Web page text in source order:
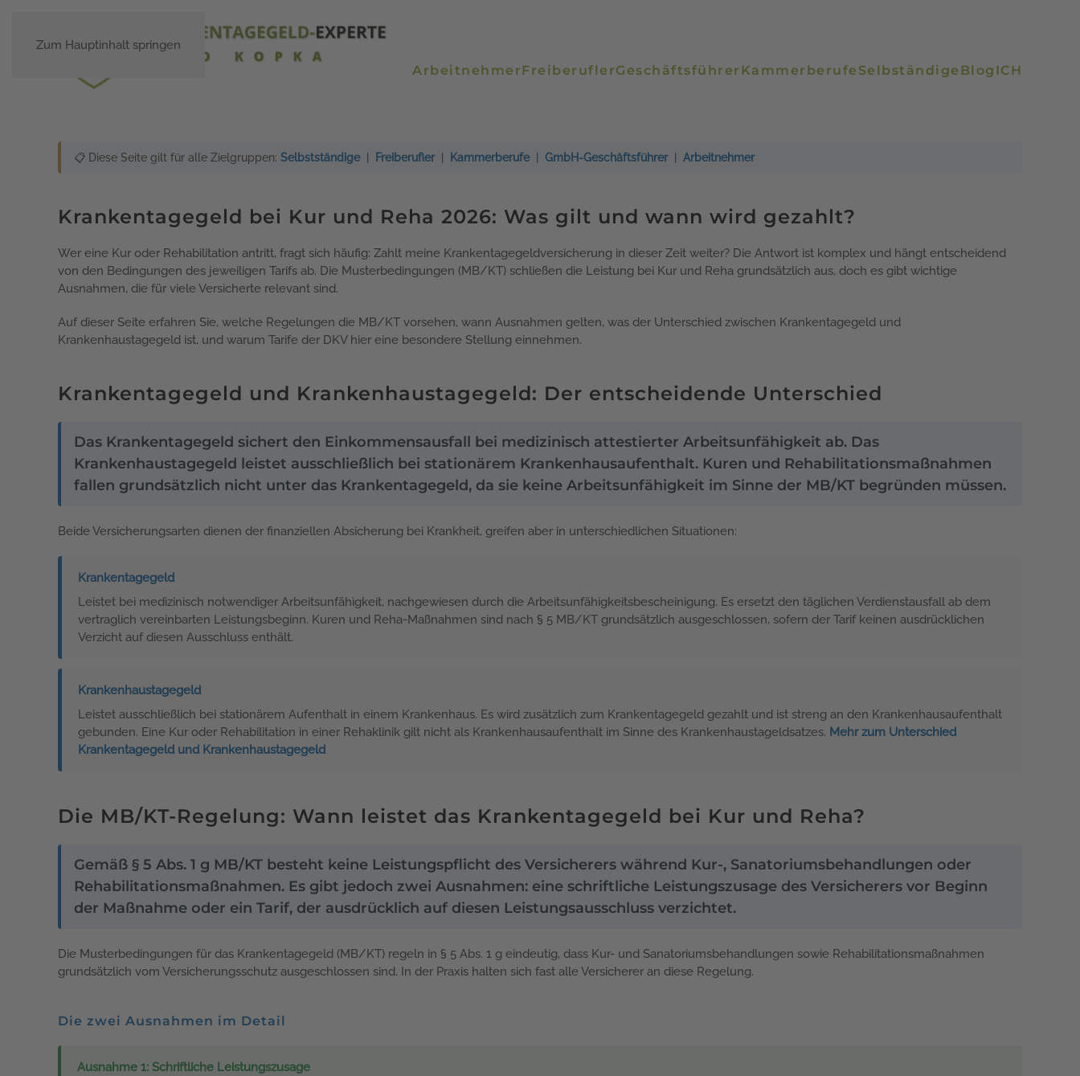
Zum Hauptinhalt springen
ArbeitnehmerFreiberuflerGeschäftsführer Kammerberufe Selbständige Blog ICH
📋 Diese Seite gilt für alle Zielgruppen: Selbstständige| Freiberufler| Kammerberufe| GmbH-Geschäftsführer| Arbeitnehmer
Krankentagegeld bei Kur und Reha 2026: Was gilt und wann wird gezahlt?
Wer eine Kur oder Rehabilitation antritt, fragt sich häufig: Zahlt meine Krankentagegeldversicherung in dieser Zeit weiter? Die Antwort ist komplex und hängt entscheidend
von den Bedingungen des jeweiligen Tarifs ab. Die Musterbedingungen (MB/KT) schließen die Leistung bei Kur und Reha grundsätzlich aus, doch es gibt wichtige
Ausnahmen, die für viele Versicherte relevant sind.
Auf dieser Seite erfahren Sie, welche Regelungen die MB/KT vorsehen, wann Ausnahmen gelten, was der Unterschied zwischen Krankentagegeld und
Krankenhaustagegeld ist, und warum Tarife der DKV hier eine besondere Stellung einnehmen.
Krankentagegeld und Krankenhaustagegeld: Der entscheidende Unterschied
Das Krankentagegeld sichert den Einkommensausfall bei medizinisch attestierter Arbeitsunfähigkeit ab. Das
Krankenhaustagegeld leistet ausschließlich bei stationärem Krankenhausaufenthalt. Kuren und Rehabilitationsmaßnahmen
fallen grundsätzlich nicht unter das Krankentagegeld, da sie keine Arbeitsunfähigkeit im Sinne der MB/KT begründen müssen.
Beide Versicherungsarten dienen der finanziellen Absicherung bei Krankheit, greifen aber in unterschiedlichen Situationen:
Krankentagegeld
Leistet bei medizinisch notwendiger Arbeitsunfähigkeit, nachgewiesen durch die Arbeitsunfähigkeitsbescheinigung. Es ersetzt den täglichen Verdienstausfall ab dem
vertraglich vereinbarten Leistungsbeginn. Kuren und Reha-Maßnahmen sind nach § 5 MB/KT grundsätzlich ausgeschlossen, sofern der Tarif keinen ausdrücklichen
Verzicht auf diesen Ausschluss enthält.
Krankenhaustagegeld
Leistet ausschließlich bei stationärem Aufenthalt in einem Krankenhaus. Es wird zusätzlich zum Krankentagegeld gezahlt und ist streng an den Krankenhausaufenthalt
gebunden. Eine Kur oder Rehabilitation in einer Rehaklinik gilt nicht als Krankenhausaufenthalt im Sinne des Krankenhaustageldsatzes. Mehr zum Unterschied
Krankentagegeld und Krankenhaustagegeld
Die MB/KT-Regelung: Wann leistet das Krankentagegeld bei Kur und Reha?
Gemäß § 5 Abs. 1 g MB/KT besteht keine Leistungspflicht des Versicherers während Kur-, Sanatoriumsbehandlungen oder
Rehabilitationsmaßnahmen. Es gibt jedoch zwei Ausnahmen: eine schriftliche Leistungszusage des Versicherers vor Beginn
der Maßnahme oder ein Tarif, der ausdrücklich auf diesen Leistungsausschluss verzichtet.
Die Musterbedingungen für das Krankentagegeld (MB/KT) regeln in § 5 Abs. 1 g eindeutig, dass Kur- und Sanatoriumsbehandlungen sowie Rehabilitationsmaßnahmen
grundsätzlich vom Versicherungsschutz ausgeschlossen sind. In der Praxis halten sich fast alle Versicherer an diese Regelung.
Die zwei Ausnahmen im Detail
Ausnahme 1: Schriftliche Leistungszusage